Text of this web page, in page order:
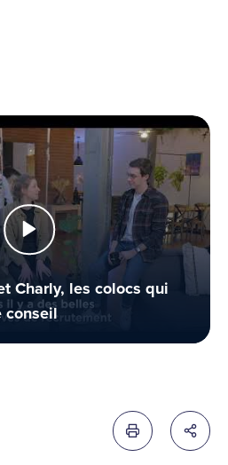
Charly, les colocs qui
conseil
Imprimer cette